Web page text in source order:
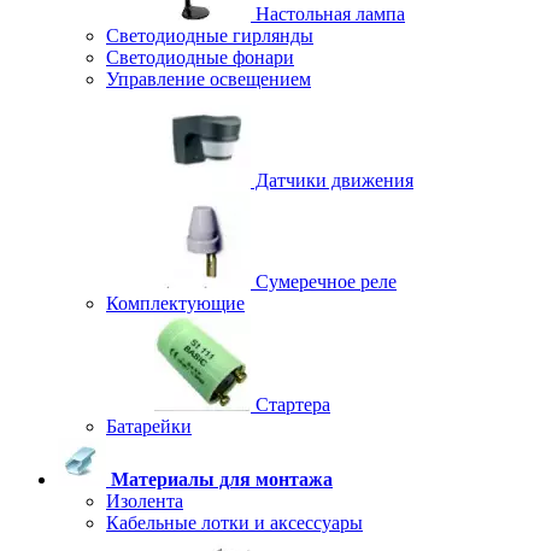
Настольная лампа
Светодиодные гирлянды
Светодиодные фонари
Управление освещением
Датчики движения
Сумеречное реле
Комплектующие
Стартера
Батарейки
Материалы для монтажа
Изолента
Кабельные лотки и аксессуары